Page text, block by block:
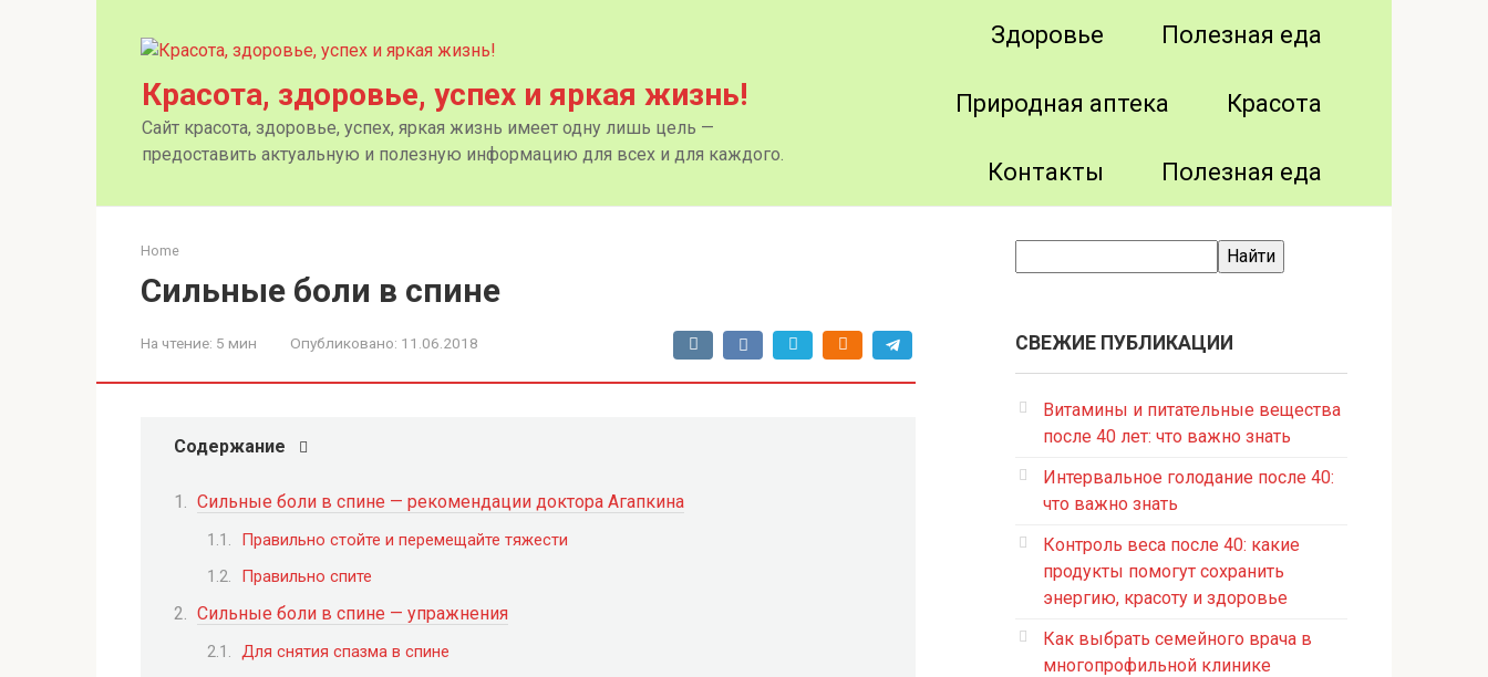
Красота, здоровье, успех и яркая жизнь!
Сайт красота, здоровье, успех, яркая жизнь имеет одну лишь цель —
предоставить актуальную и полезную информацию для всех и для каждого.
Здоровье Полезная еда
Природная аптека Красота
Контакты Полезная еда
Home
Сильные боли в спине
На чтение: 5 мин Опубликовано: 11.06.2018
Содержание
Сильные боли в спине — рекомендации доктора Агапкина
Правильно стойте и перемещайте тяжести
Правильно спите
Сильные боли в спине — упражнения
Для снятия спазма в спине
СВЕЖИЕ ПУБЛИКАЦИИ
Витамины и питательные вещества
после 40 лет: что важно знать
Интервальное голодание после 40:
что важно знать
Контроль веса после 40: какие
продукты помогут сохранить
энергию, красоту и здоровье
Как выбрать семейного врача в
многопрофильной клинике